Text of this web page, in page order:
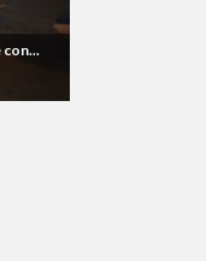
con...